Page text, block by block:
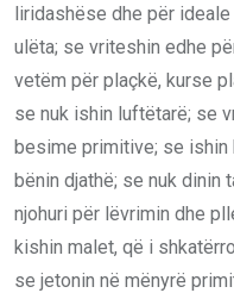
liridashëse dhe për
ulëta; se vriteshin edhe
vetëm për plaçkë, kurse
se nuk ishin luftëtarë; se
besime primitive; se ishin
bënin djathë; se nuk dinin
njohuri për lëvrimin dhe
kishin malet, që i
se jetonin në mënyrë